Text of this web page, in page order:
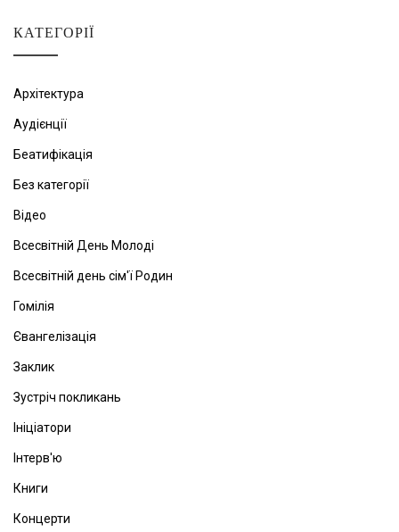
КАТЕГОРІЇ
Архітектура
Аудієнції
Беатифікація
Без категорії
Відео
Всесвітній День Молоді
Всесвітній день сім'ї Родин
Гомілія
Євангелізація
Заклик
Зустріч покликань
Ініціатори
Інтерв'ю
Книги
Концерти